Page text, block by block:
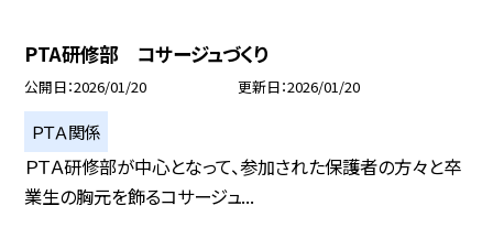
PTA研修部 コサージュづくり
公開日 2026/01/20 更新日 2026/01/20
ＰＴＡ関係
ＰＴＡ研修部が中心となって、参加された保護者の方々と卒
業生の胸元を飾るコサージュ...